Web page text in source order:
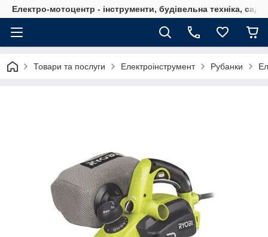
Електро-мотоцентр - інструменти, будівельна техніка,
Товари та послуги Електроінструмент Рубанки